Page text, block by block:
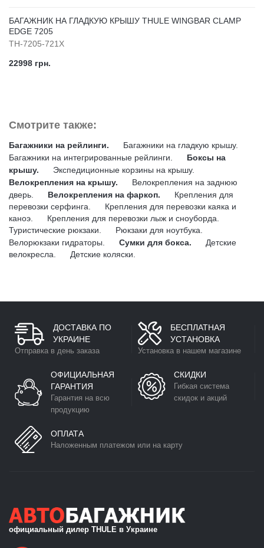
БАГАЖНИК НА ГЛАДКУЮ КРЫШУ THULE WINGBAR CLAMP
EDGE 7205
TH-7205-721X
22998 грн.
Смотрите также:
Багажники на рейлинги.
Багажники на гладкую крышу.
Багажники на интегрированные рейлинги.
Боксы на
крышу.
Экспедиционные корзины на крышу.
Велокрепления на крышу.
Велокрепления на заднюю
дверь.
Велокрепления на фаркоп.
Крепления для
перевозки серфинга.
Крепления для перевозки каяка и
каноэ.
Крепления для перевозки лыж и сноуборда.
Туристические рюкзаки.
Рюкзаки для ноутбука.
Велорюкзаки гидраторы.
Сумки для бокса.
Детские
велокресла.
Детские коляски.
ДОСТАВКА ПО
УКРАИНЕ
Отправка в день заказа
БЕСПЛАТНАЯ
УСТАНОВКА
Установка в нашем магазине
ОФИЦИАЛЬНАЯ
ГАРАНТИЯ
Гарантия на всю
продукцию
СКИДКИ
Гибкая система
скидок и акций
ОПЛАТА
Наложенным платежом или на карту
официальный дилер THULE в Украине